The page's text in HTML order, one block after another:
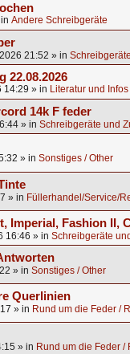
Andere Schreibgeräte
21:52 » in
22.08.2026
14:29 » in Literatur und
14k F feder
» in Schreibgeräte und
» in Sonstiges / Other
» in Füllerhandel/Service/
Imperial, Fashion II,
16:46 » in Schreibgeräte
» in Sonstiges / Other
Querlinien
» in Rund um die Feder /
» in Rund um die Feder /